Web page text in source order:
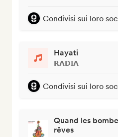
Condivisi sui loro
Hayati
𝗥𝗔𝗗𝐈𝗔
Condivisi sui loro
Quand les
rêves